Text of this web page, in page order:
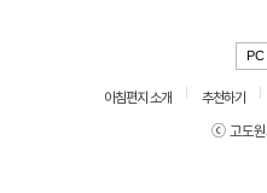
PC
아침편지 소개 추천하기
ⓒ 고도원